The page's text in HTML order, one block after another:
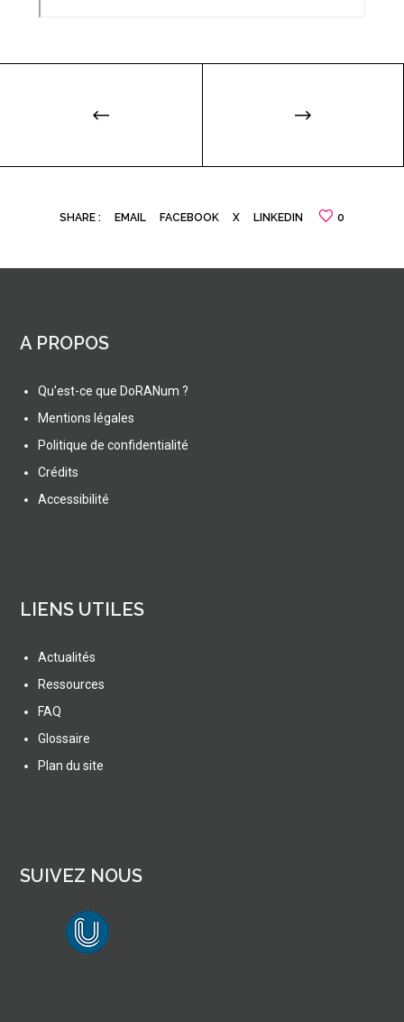
SHARE : EMAIL FACEBOOK X LINKEDIN 0
A PROPOS
Qu'est-ce que DoRANum ?
Mentions légales
Politique de confidentialité
Crédits
Accessibilité
LIENS UTILES
Actualités
Ressources
FAQ
Glossaire
Plan du site
SUIVEZ NOUS